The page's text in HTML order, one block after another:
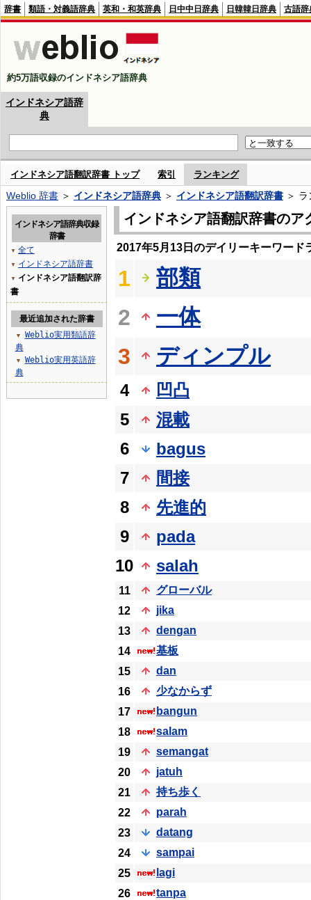
辞書 類語・対義語辞典 英和・和英辞典 日中中日辞典 日韓韓日辞典 古語辞
約5万語収録のインドネシア語辞典
インドネシア語辞
典
インドネシア語翻訳辞書 トップ 索引 ランキング
Weblio 辞書 ＞ インドネシア語辞典 ＞ インドネシア語翻訳辞書 ＞
インドネシア語翻訳辞書のア
2017年5月13日のデイリーキーワード
1
部類
2
一体
3
ディンプル
4
凹凸
5
混載
6
bagus
7
間接
8
先進的
9
pada
10
salah
11
グローバル
12
jika
13
dengan
14
基板
15
dan
16
少なからず
17
bangun
18
salam
19
semangat
20
jatuh
21
持ち歩く
22
parah
23
datang
24
sampai
25
lagi
26
tanpa
インドネシア語辞典収録
辞書
▼ 全て
▼ インドネシア語辞書
▼
インドネシア語翻訳辞
書
最近追加された辞書
▼
Weblio実用類語辞
典
▼
Weblio実用英語辞
典